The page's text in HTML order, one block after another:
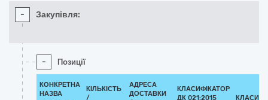
- Закупівля:
- Позиції
КОНКРЕТНА
НАЗВА
КІЛЬКІСТЬ
/
АДРЕСА
ДОСТАВКИ
КЛАСИФІКАТОР
ДК 021:2015